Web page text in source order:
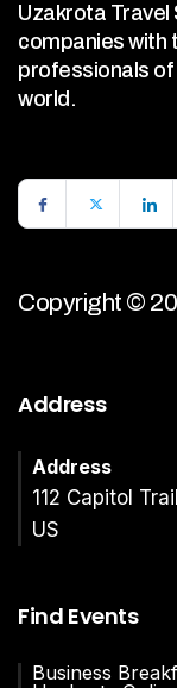
Uzakrota
companies with
professionals
world.
Copyright ©
Address
Address
112 Capitol
US
Find Events
Business